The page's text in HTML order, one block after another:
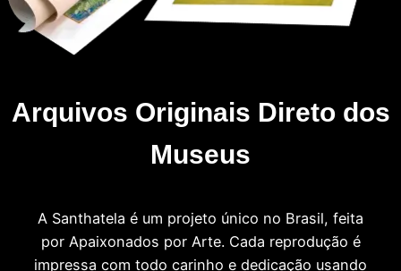
Arquivos Originais Direto dos
Museus
A Santhatela é um projeto único no Brasil, feita
por Apaixonados por Arte. Cada reprodução é
impressa com todo carinho e dedicação usando